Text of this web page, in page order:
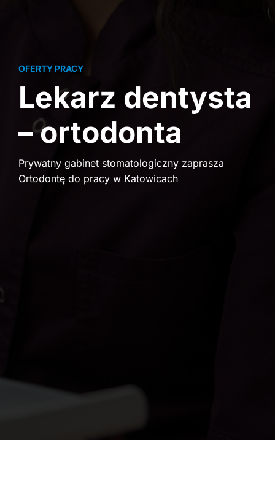
OFERTY PRACY
Lekarz dentysta
– ortodonta
Prywatny gabinet stomatologiczny zaprasza
Ortodontę do pracy w Katowicach